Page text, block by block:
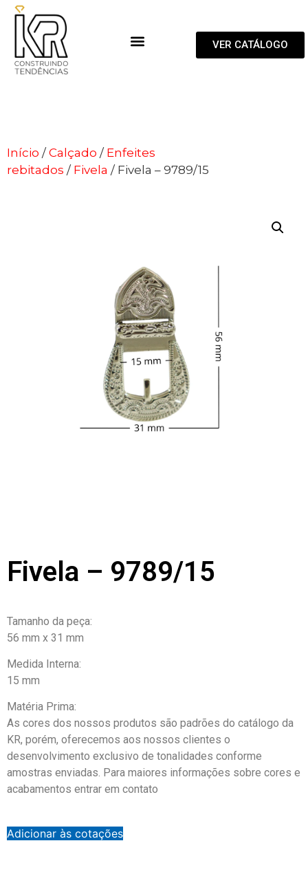
VER CATÁLOGO
Início /Calçado / Enfeites
rebitados / Fivela / Fivela – 9789/15
Fivela – 9789/15
Tamanho da peça:
56 mm x 31 mm
Medida Interna:
15 mm
Matéria Prima:
As cores dos nossos produtos são padrões do catálogo da
KR, porém, oferecemos aos nossos clientes o
desenvolvimento exclusivo de tonalidades conforme
amostras enviadas. Para maiores informações sobre cores e
acabamentos entrar em contato
Adicionar às cotações